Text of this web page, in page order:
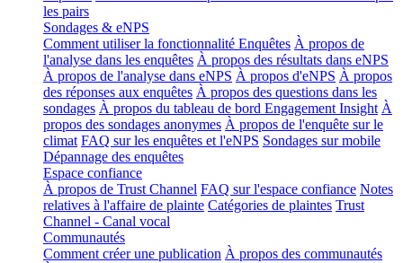
les pairs
Sondages & eNPS
Comment utiliser la fonctionnalité Enquêtes À propos de
l'analyse dans les enquêtes À propos des résultats dans eNPS
À propos de l'analyse dans eNPS À propos d'eNPS À propos
des réponses aux enquêtes À propos des questions dans les
sondages À propos du tableau de bord Engagement Insight À
propos des sondages anonymes À propos de l'enquête sur le
climat FAQ sur les enquêtes et l'eNPS Sondages sur mobile
Dépannage des enquêtes
Espace confiance
À propos de Trust Channel FAQ sur l'espace confiance Notes
relatives à l'affaire de plainte Catégories de plaintes Trust
Channel - Canal vocal
Communautés
Comment créer une publication À propos des communautés